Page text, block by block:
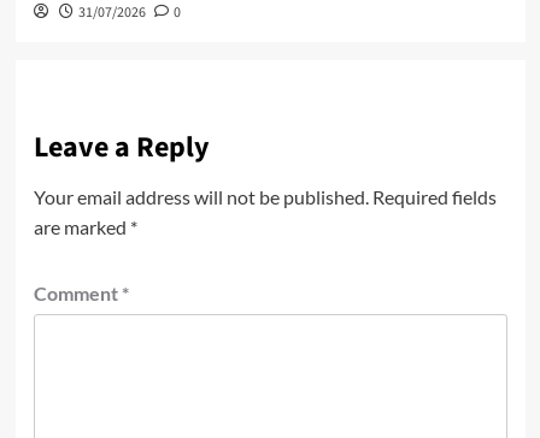
31/07/2026 0
Leave a Reply
Your email address will not be published. Required fields
are marked *
Comment *